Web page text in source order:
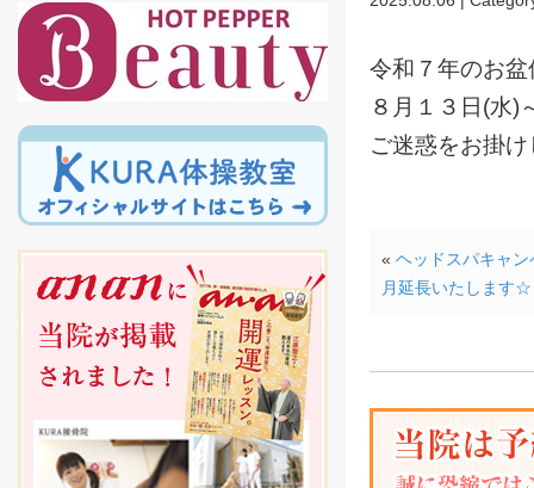
令和７年のお
８月１３日(水)
ご迷惑をお掛
« ヘッドスパキャ
月延長いたします☆